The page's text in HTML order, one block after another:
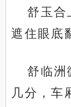
舒玉合
遮住眼底
舒临洲
几分，车